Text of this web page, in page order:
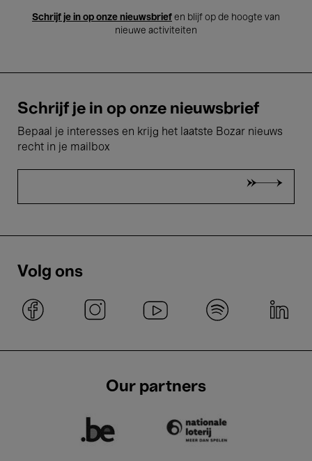
Schrijf je in op onze nieuwsbrief en blijf op de hoogte van
nieuwe activiteiten
Schrijf je in op onze nieuwsbrief
Bepaal je interesses en krijg het laatste Bozar nieuws
recht in je mailbox
Volg ons
Our partners